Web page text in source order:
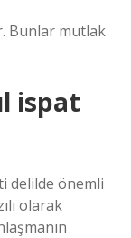
Bunlar mutlak
ispat
delilde önemli
olarak